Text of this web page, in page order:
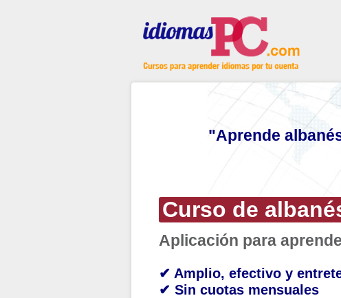
"Aprende
Curso de
Aplicación para
✔ Amplio, efectivo y
✔ Sin cuotas mensuales